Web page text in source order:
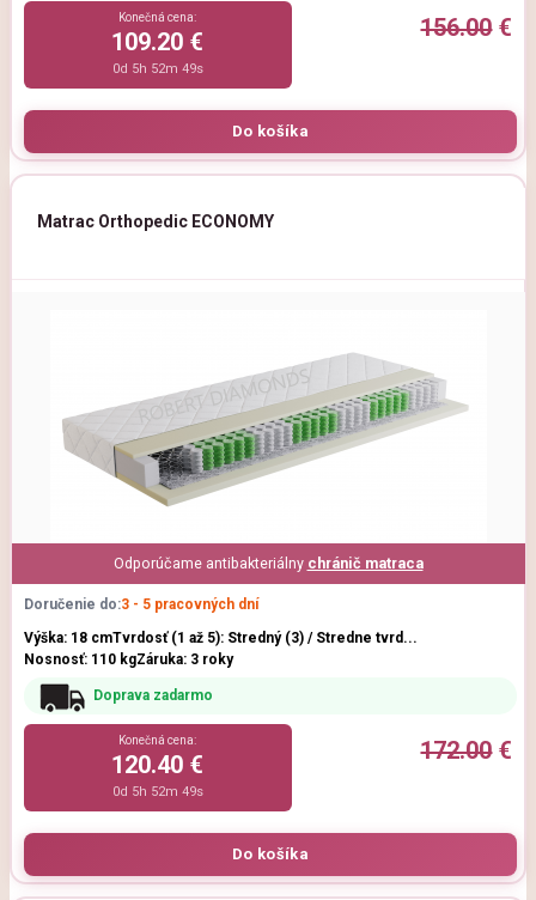
156.00€
Konečná cena:
109.20 €
0d 5h 52m 47s
Matrac Orthopedic ECONOMY
Odporúčame antibakteriálny chránič matraca
Doručenie do:3 - 5 pracovných dní
Výška: 18 cmTvrdosť (1 až 5): Stredný (3) / Stredne tvrd...
Nosnosť: 110 kgZáruka: 3 roky
Doprava zadarmo
172.00€
Konečná cena:
120.40 €
0d 5h 52m 47s